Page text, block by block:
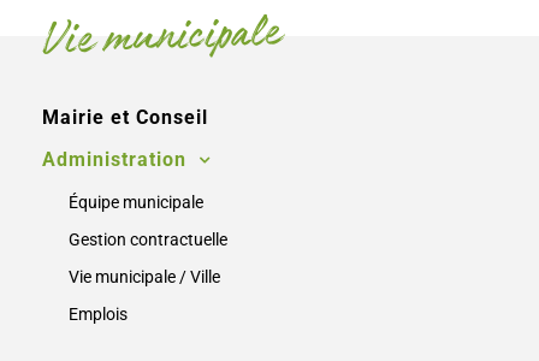
Vie municipale
Mairie et Conseil
Administration
Équipe municipale
Gestion contractuelle
Vie municipale / Ville
Emplois